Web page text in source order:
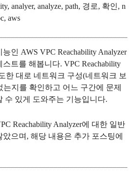
analyer, analyze, path, 경로, 확인, n
aws
인 AWS VPC Reachability Analyzer
트를 해봅니다. VPC Reachability
한 대로 네트워크 구성(네트워크 보
지를 확인하고 어느 구간에 문제
수 있게 도와주는 기능입니다.
Reachability Analyzer에 대한 일반
으며, 해당 내용은 추가 포스팅에